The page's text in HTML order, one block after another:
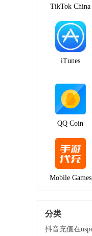
TikTok China
iTunes
QQ Coin
Mobile Games
分类